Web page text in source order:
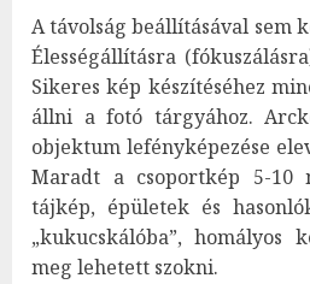
A távolság beállításával sem
Élességállításra
Sikeres kép készítéséhez
állni a fotó tárgyához.
objektum lefényképezése
Maradt a csoportkép 5-10
tájkép, épületek és
„kukucskálóba”,
meg lehetett szokni.